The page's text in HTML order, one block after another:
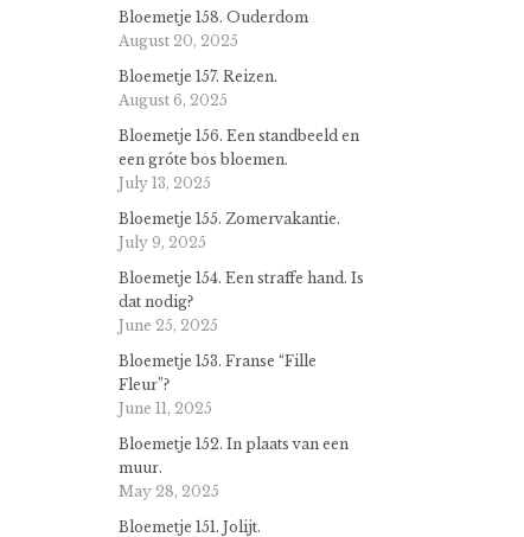
Bloemetje 158. Ouderdom
August 20, 2025
Bloemetje 157. Reizen.
August 6, 2025
Bloemetje 156. Een standbeeld en
een gróte bos bloemen.
July 13, 2025
Bloemetje 155. Zomervakantie.
July 9, 2025
Bloemetje 154. Een straffe hand. Is
dat nodig?
June 25, 2025
Bloemetje 153. Franse “Fille
Fleur”?
June 11, 2025
Bloemetje 152. In plaats van een
muur.
May 28, 2025
Bloemetje 151. Jolijt.